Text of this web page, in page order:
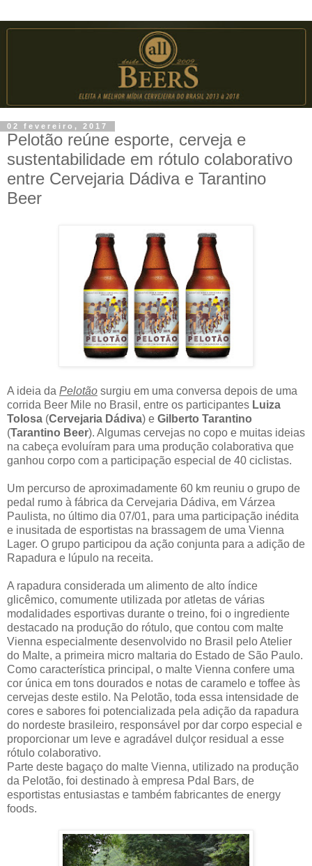
02 fevereiro, 2017
Pelotão reúne esporte, cerveja e
sustentabilidade em rótulo colaborativo
entre Cervejaria Dádiva e Tarantino
Beer
A ideia da Pelotão surgiu em uma conversa depois de uma
corrida Beer Mile no Brasil, entre os participantes Luiza
Tolosa (Cervejaria Dádiva) e Gilberto Tarantino
(Tarantino Beer). Algumas cervejas no copo e muitas ideias
na cabeça evoluíram para uma produção colaborativa que
ganhou corpo com a participação especial de 40 ciclistas.
Um percurso de aproximadamente 60 km reuniu o grupo de
pedal rumo à fábrica da Cervejaria Dádiva, em Várzea
Paulista, no último dia 07/01, para uma participação inédita
e inusitada de esportistas na brassagem de uma Vienna
Lager. O grupo participou da ação conjunta para a adição de
Rapadura e lúpulo na receita.
A rapadura considerada um alimento de alto índice
glicêmico, comumente utilizada por atletas de várias
modalidades esportivas durante o treino, foi o ingrediente
destacado na produção do rótulo, que contou com malte
Vienna especialmente desenvolvido no Brasil pelo Atelier
do Malte, a primeira micro maltaria do Estado de São Paulo.
Como característica principal, o malte Vienna confere uma
cor única em tons dourados e notas de caramelo e toffee às
cervejas deste estilo. Na Pelotão, toda essa intensidade de
cores e sabores foi potencializada pela adição da rapadura
do nordeste brasileiro, responsável por dar corpo especial e
proporcionar um leve e agradável dulçor residual a esse
rótulo colaborativo.
Parte deste bagaço do malte Vienna, utilizado na produção
da Pelotão, foi destinado à empresa Pdal Bars, de
esportistas entusiastas e também fabricantes de energy
foods.